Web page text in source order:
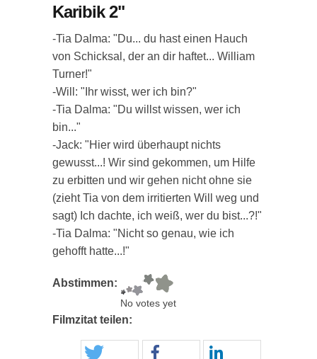
Karibik 2"
-Tia Dalma: "Du... du hast einen Hauch
von Schicksal, der an dir haftet... William
Turner!"
-Will: "Ihr wisst, wer ich bin?"
-Tia Dalma: "Du willst wissen, wer ich
bin..."
-Jack: "Hier wird überhaupt nichts
gewusst...! Wir sind gekommen, um Hilfe
zu erbitten und wir gehen nicht ohne sie
(zieht Tia von dem irritierten Will weg und
sagt) Ich dachte, ich weiß, wer du bist...?!"
-Tia Dalma: "Nicht so genau, wie ich
gehofft hatte...!"
Abstimmen:
No votes yet
Filmzitat teilen: